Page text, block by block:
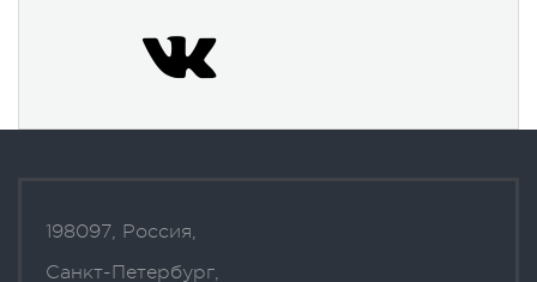
198097, Россия,
Санкт-Петербург,